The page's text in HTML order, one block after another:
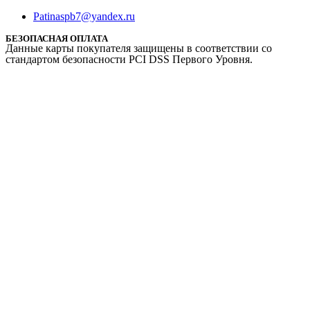
Patinaspb7@yandex.ru
БЕЗОПАСНАЯ ОПЛАТА
Данные карты покупателя защищены в соответствии со
стандартом безопасности PCI DSS Первого Уровня.